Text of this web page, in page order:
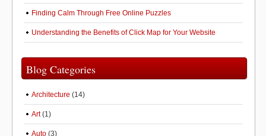
Finding Calm Through Free Online Puzzles
Understanding the Benefits of Click Map for Your Website
Blog Categories
Architecture (14)
Art(1)
Auto (3)